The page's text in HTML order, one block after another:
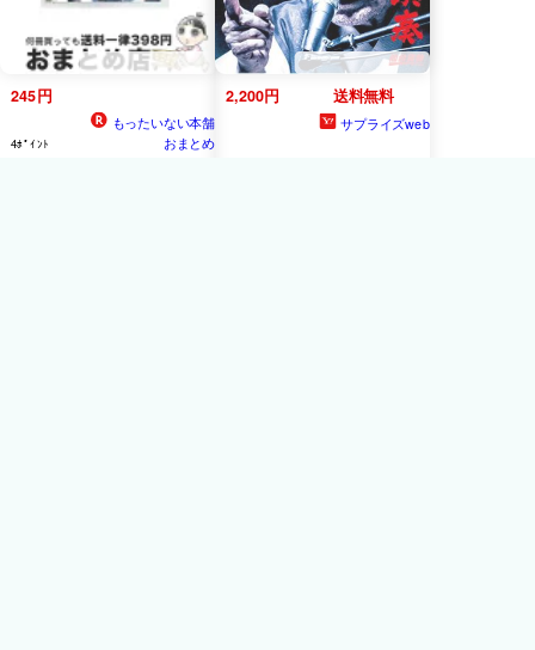
245円
4ﾎﾟｲﾝﾄ
もったいない本舗
おまとめ
2,200円 送料無料
サプライズweb